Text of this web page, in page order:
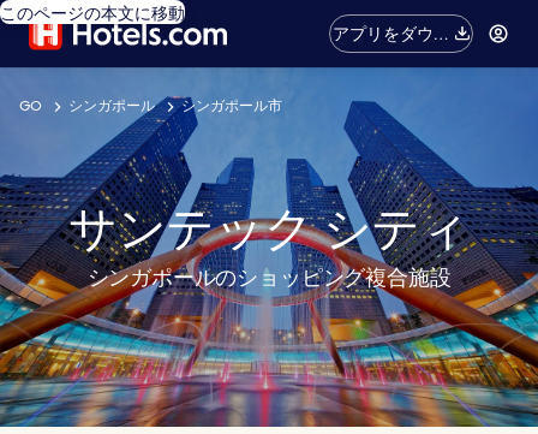
このページの本文に移動
アプリをダウン
ロード
GO シンガポール シンガポール市
サンテック シティ
シンガポールのショッピング複合施設